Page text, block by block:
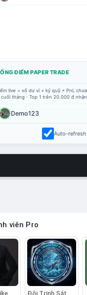
ĐIỂM PAPER TRADE
live = số dư ví + ký quỹ + PnL
tháng · Top 1 trên 20.000 đ nhận
Demo123
Auto-
viên Pro